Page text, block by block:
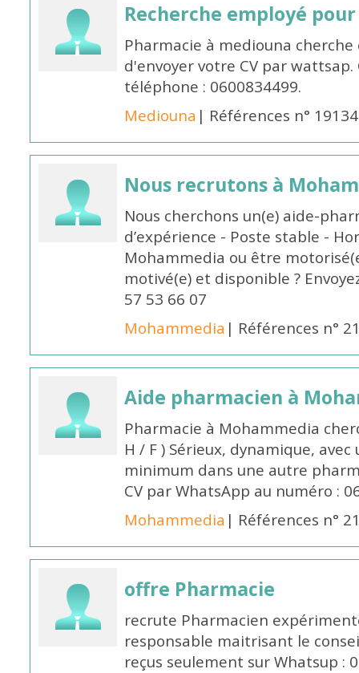
Recherche employé
Pharmacie à mediouna
d'envoyer votre CV par
téléphone : 0600834499.
Mediouna | Références n° 19134
Nous recrutons à
Nous cherchons un(e) aide-
d’expérience - Poste stable -
Mohammedia ou être
motivé(e) et disponible ?
57 53 66 07
Mohammedia | Références n°
Aide pharmacien à
Pharmacie à Mohammedia
H / F ) Sérieux, dynamique,
minimum dans une autre
CV par WhatsApp au numéro :
Mohammedia | Références n°
offre Pharmacie
recrute Pharmacien
responsable maitrisant le
reçus seulement sur Whatsup :